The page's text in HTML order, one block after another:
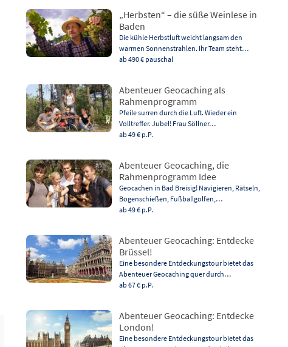
„Herbsten“ – die süße Weinlese in
Baden
Die kühle Herbstluft weicht langsam den
warmen Sonnenstrahlen. Ihr Team steht…
ab 490 € pauschal
Abenteuer Geocaching als
Rahmenprogramm
Pfeile surren durch die Luft. Wieder ein
Volltreffer. Jubel! Frau Söllner…
ab 49 € p.P.
Abenteuer Geocaching, die
Rahmenprogramm Idee
Geocachen in Bad Breisig! Navigieren, Rätseln,
Bogenschießen, Fußballgolfen,…
ab 49 € p.P.
Abenteuer Geocaching: Entdecke
Brüssel!
Eine besondere Entdeckungstour bietet das
Abenteuer Geocaching quer durch…
ab 67 € p.P.
Abenteuer Geocaching: Entdecke
London!
Eine besondere Entdeckungstour bietet das